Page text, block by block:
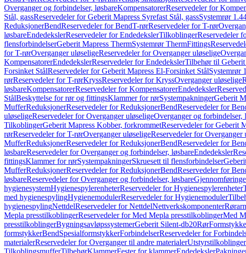
Overganger og forbindelser, løsbareKompensatorerReservedeler for
Stål, gassReservedeler for Geberit Mapress Syrefast Stål, gassSystemrør
ReduksjonerBendReservedeler for BendT-rørReservedeler for T-rør
løsbareEndedekslerReservedeler for EndedekslerTilkoblingerReservedeler
flensforbindelserGeberit Mapress ThermSystemrør ThermFittings
for T-rørOverganger uløseligeReservedeler for Overganger uløselige
KompensatorerEndedekslerReservedeler for EndedekslerTilbehør til
Forsinket StålReservedeler for Geberit Mapress El-Forsinket StålSystemrør
rørReservedeler for T-rørKryssReservedeler for KryssOverganger uløselige
løsbareKompensatorerReservedeler for KompensatorerEndedeksler
StålBeskyttelse for rør og fittingsKlammer for rørSystempakningerGeberit
MufferReduksjonerReservedeler for ReduksjonerBendReservedeler for
uløseligeReservedeler for Overganger uløseligeOverganger og forbindelser,
TilkoblingerGeberit Mapress Kobber, forkrommetReservedeler for Geberit
rørReservedeler for T-rørOverganger uløseligeReservedeler for Overganger
MufferReduksjonerReservedeler for ReduksjonerBendReservedeler for
løsbareReservedeler for Overganger og forbindelser, løsbareEndedeksler
fittingsKlammer for rørSystempakningerSkruesett til flensforbindelser
MufferReduksjonerReservedeler for ReduksjonerBendReservedeler for
løsbareReservedeler for Overganger og forbindelser, løsbare
hygienesystemHygienespylerenheterReservedeler for Hygienespylerenheter
med hygienespylingHygienemodulerReservedeler for Hygienemoduler
hygienespylingNettdelReservedeler for NettdelNettverkskomponenter
Mepla presstilkoblingerReservedeler for Med Mepla presstilkoblingerMed
presstilkoblingerBygningsavløpssystemerGeberit Silent-db20Rør
formstykkerBendSpesialformstykkerForbindelserReservedeler for
materialerReservedeler for Overganger til andre materialerUtstyrstilkoblinger
TilkoblingsmufferTilbehørKlammerFester for klammerEndedeksler